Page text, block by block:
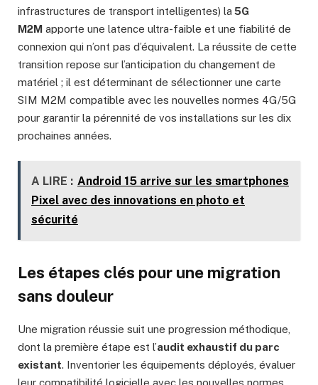
infrastructures de transport intelligentes) la 5G
M2M apporte une latence ultra-faible et une fiabilité de
connexion qui n’ont pas d’équivalent. La réussite de cette
transition repose sur l’anticipation du changement de
matériel ; il est déterminant de sélectionner une carte
SIM M2M compatible avec les nouvelles normes 4G/5G
pour garantir la pérennité de vos installations sur les dix
prochaines années.
A LIRE : Android 15 arrive sur les smartphones
Pixel avec des innovations en photo et
sécurité
Les étapes clés pour une migration
sans douleur
Une migration réussie suit une progression méthodique,
dont la première étape est l’audit exhaustif du parc
existant. Inventorier les équipements déployés, évaluer
leur compatibilité logicielle avec les nouvelles normes,